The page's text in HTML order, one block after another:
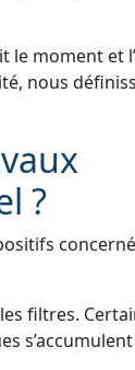
moment et
nous
?
filtres.